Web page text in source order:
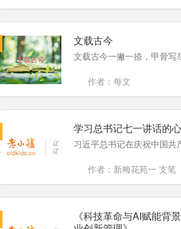
文载古今
文载古今一撇一捺，甲骨写
作者：每文
学习总书记七一讲话的
习近平总书记在庆祝中国共
作者：新梅花苑一 支笔
《科技革命与AI赋能背